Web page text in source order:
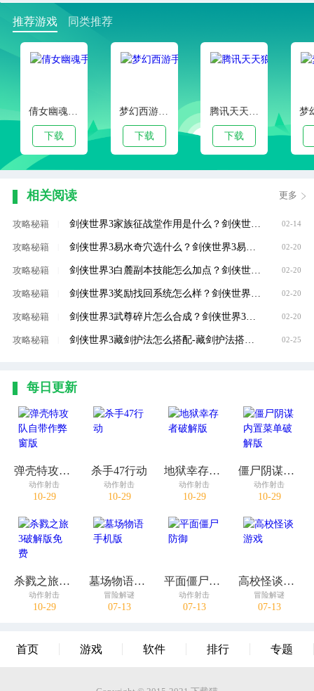
推荐游戏 同类推荐
倩女幽魂手游官服版本
下载
梦幻西游手游客户端下载
下载 下载
相关阅读 更多
攻略秘籍 剑侠世界3家族征战堂作用是什么？剑侠世界3家族征战堂作用介绍 02-14
攻略秘籍 02-20
攻略秘籍 剑侠世界3白麓副本技能怎么加点？剑侠世界3白麓副本技能加点攻略 02-20
攻略秘籍 02-20
攻略秘籍 剑侠世界3武尊碎片怎么合成？剑侠世界3武尊碎片合成方法 02-20
攻略秘籍 02-25
每日更新
弹壳特攻队自带作弊窗版
动作射击
10-29
杀手47行动
动作射击
10-29
地狱幸存者破解版
动作射击
10-29
僵尸阴谋内置菜单破解版
动作射击
10-29
杀戮之旅3破解版免费
动作射击
10-29
墓场物语手机版
冒险解谜
07-13
平面僵尸防御
动作射击
07-13
高校怪谈游戏
冒险解谜
07-13
首页 游戏 软件 排行 专题